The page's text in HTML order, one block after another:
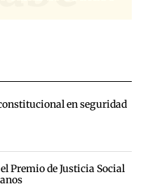
en seguridad
Premio de Justicia Social